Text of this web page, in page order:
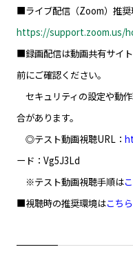
■ライブ配信（Zoom）推奨
https://support.zoom.us/
■録画配信は動画共有サイ
前にご確認ください。
セキュリティの設定や動
合があります。
◎テスト動画視聴URL：
ード：Vg5J3Ld
※テスト動画視聴手順は
■視聴時の推奨環境はこちら